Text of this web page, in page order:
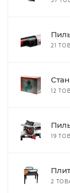
21
12
19
2